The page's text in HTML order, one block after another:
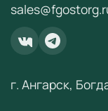
ООО «Учебный
ИНН 3801158281.
г. Ангарск,